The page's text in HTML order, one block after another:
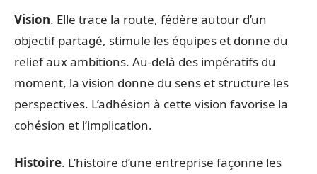
Vision. Elle trace la route, fédère autour d’un
objectif partagé, stimule les équipes et donne du
relief aux ambitions. Au-delà des impératifs du
moment, la vision donne du sens et structure les
perspectives. L’adhésion à cette vision favorise la
cohésion et l’implication.
Histoire. L’histoire d’une entreprise façonne les